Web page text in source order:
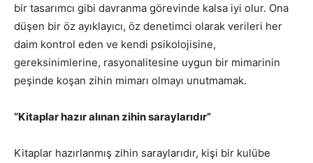
bir tasarımcı gibi davranma görevinde kalsa iyi olur. Ona
düşen bir öz ayıklayıcı, öz denetimci olarak verileri her
daim kontrol eden ve kendi psikolojisine,
gereksinimlerine, rasyonalitesine uygun bir mimarinin
peşinde koşan zihin mimarı olmayı unutmamak.
“Kitaplar hazır alınan zihin saraylarıdır”
Kitaplar hazırlanmış zihin saraylarıdır, kişi bir kulübe